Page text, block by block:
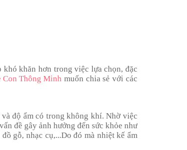
khăn hơn trong việc lựa chọn, đặc
Con Thông Minh muốn chia sẻ với các
độ ẩm có trong không khí. Nhờ việc
đề gây ảnh hưởng đến sức khỏe như
gỗ, nhạc cụ,...Do đó mà nhiệt kế ẩm